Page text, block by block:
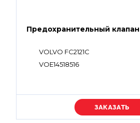
Предохранительный клапан
VOLVO FC2121C
VOE14518516
Уточняйте цену